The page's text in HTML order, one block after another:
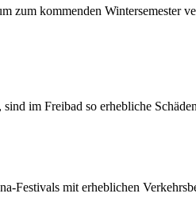
kommenden Wintersemester
im Freibad so erhebliche
mit erheblichen